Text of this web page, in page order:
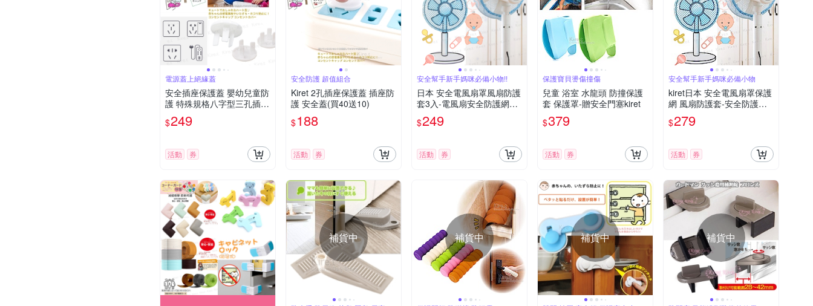
電源蓋上絕緣蓋
安全插座保護蓋 嬰幼兒童防
護 特殊規格八字型三孔插座
防觸電 超值50入 Kiret
$249
活動 券
安全防護 超值組合
Kiret 2孔插座保護蓋 插座防
護 安全蓋(買40送10)
$188
活動 券
安全幫手新手媽咪必備小物!!
日本 安全電風扇罩風扇防護
套3入-電風扇安全防護網防
塵罩
$249
活動 券
保護寶貝燙傷撞傷
兒童 浴室 水龍頭 防撞保護
套 保護罩-贈安全門塞kiret
$379
活動 券
安全幫手新手媽咪必備小物
kiret日本 安全電風扇罩保護
網 風扇防護套-安全防護網
防塵罩5入
$279
活動 券
補貨中 補貨中 補貨中 補貨中